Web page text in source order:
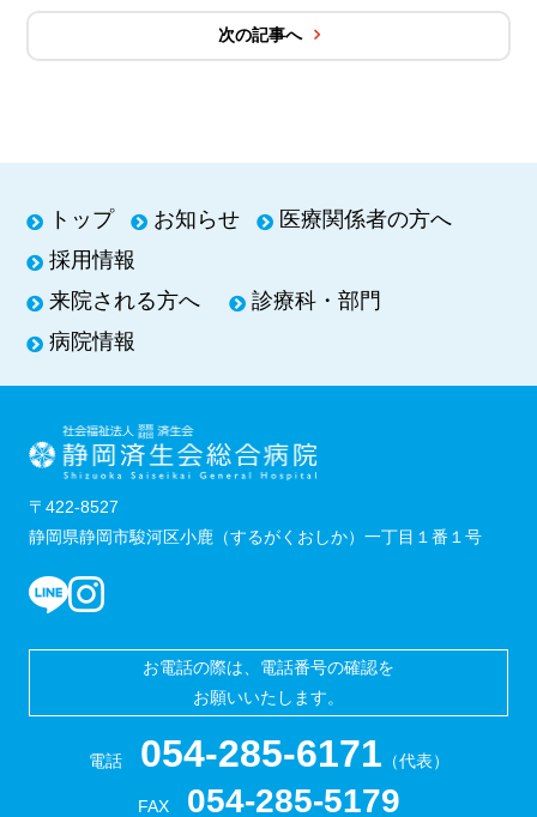
次の記事へ
トップ お知らせ
医療関係者の方へ
採用情報
来院される方へ
診療科・部門
病院情報
〒422-8527
静岡県静岡市駿河区小鹿（するがくおしか）一丁目１番１号
お電話の際は、電話番号の確認を
お願いいたします。
電話 054-285-6171 （代表）
FAX 054-285-5179